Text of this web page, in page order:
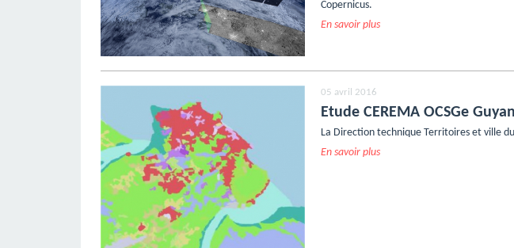
Copernicus.
En savoir plus
05 avril 2016
Etude CEREMA OCSGe
La Direction technique Territoires et ville
En savoir plus